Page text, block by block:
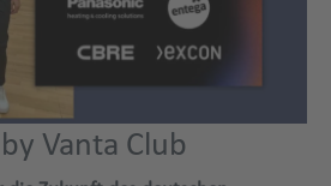
Vanta Club